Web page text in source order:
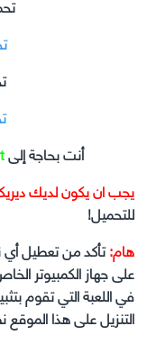
أنت بحاجة إلى
يجب ان يكون لديك
للتحميل!
هام:تأكد من تعطيل أي
على جهاز الكمبيوتر
في اللعبة التي تقوم
التنزيل على هذا الموقع نظيفة 100٪ ولا تحتوي